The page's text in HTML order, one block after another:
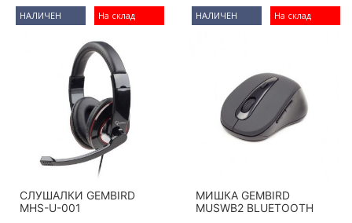
На склад
НАЛИЧЕН
СЛУШАЛКИ GEMBIRD
MHS-U-001
На склад
НАЛИЧЕН
МИШКА GEMBIRD
MUSWB2 BLUETOOTH